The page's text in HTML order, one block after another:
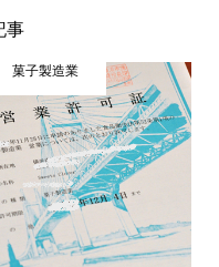
事
菓子製造業